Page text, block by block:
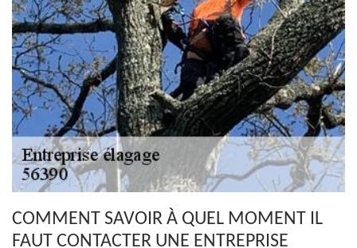
COMMENT SAVOIR À QUEL MOMENT IL
FAUT CONTACTER UNE ENTREPRISE